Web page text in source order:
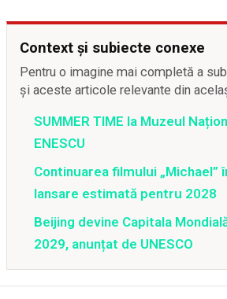
Context și subiecte conexe
Pentru o imagine mai completă a
și aceste articole relevante din
SUMMER TIME la Muzeul
ENESCU
Continuarea filmului „Michael”
lansare estimată pentru 2028
Beijing devine Capitala
2029, anunțat de UNESCO